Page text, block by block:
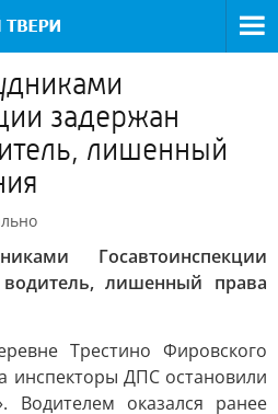
задержан
лишенный
Госавтоинспекции
лишенный права
Трестино Фировского
инспекторы ДПС остановили
Водителем оказался ранее